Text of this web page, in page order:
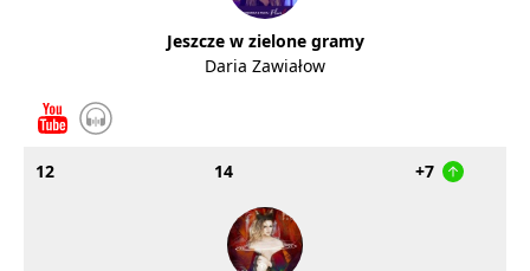
Jeszcze w zielone gramy
Daria Zawiałow
12 14 +7